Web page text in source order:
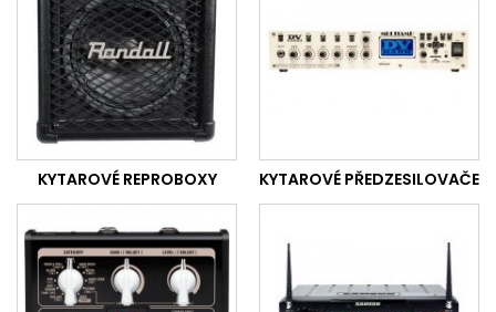
KYTAROVÉ REPROBOXY KYTAROVÉ PŘEDZESILOVAČE